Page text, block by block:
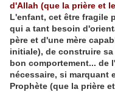
d'Allah (que la prière et
L'enfant, cet être fragile
qui a tant besoin
père et d'une mère
initiale), de construire
bon comportement... de
nécessaire, si marquant
Prophète (que la prière